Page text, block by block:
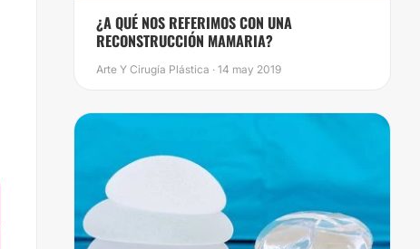
¿A QUÉ NOS REFERIMOS CON UNA
RECONSTRUCCIÓN MAMARIA?
Arte Y Cirugía Plástica · 14 may 2019